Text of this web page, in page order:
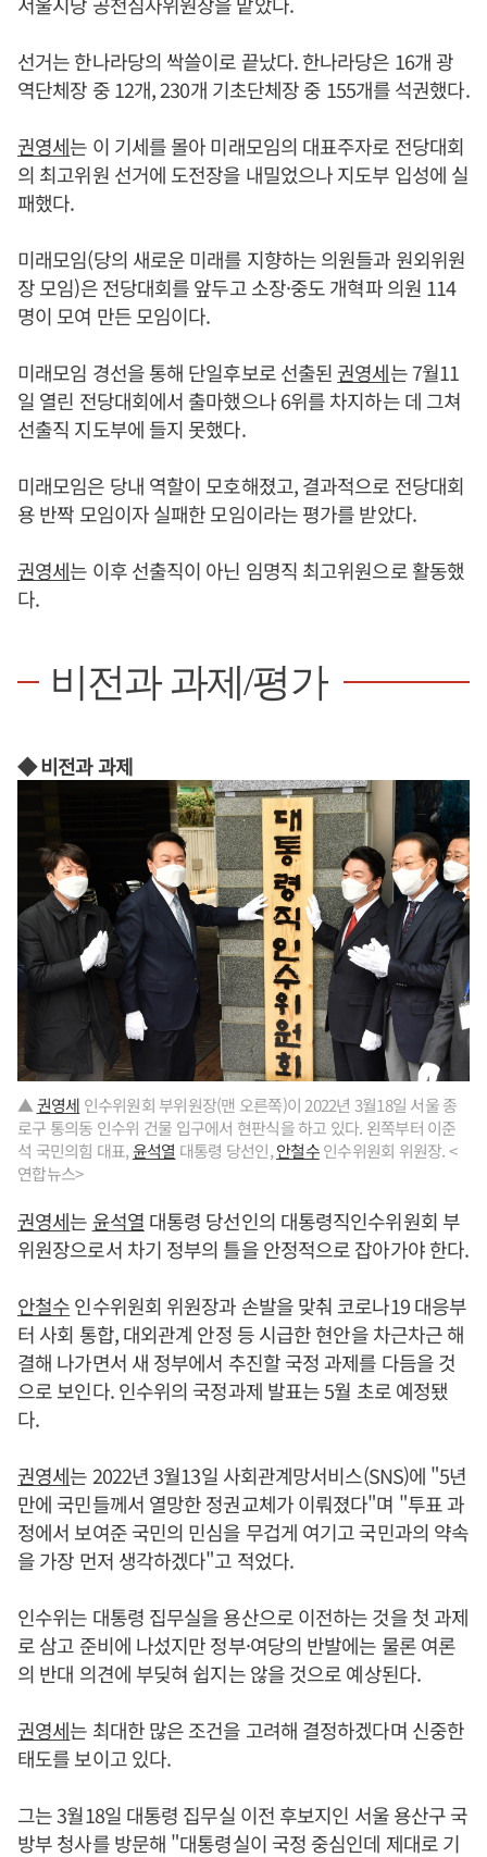
선거는 한나라당의 싹쓸이로 끝났다. 한나라당은 16개 광
역단체장 중 12개, 230개 기초단체장 중 155개를 석권했다.
권영세는 이 기세를 몰아 미래모임의 대표주자로 전당대회
의 최고위원 선거에 도전장을 내밀었으나 지도부 입성에 실
패했다.
미래모임(당의 새로운 미래를 지향하는 의원들과 원외위원
장 모임)은 전당대회를 앞두고 소장·중도 개혁파 의원 114
명이 모여 만든 모임이다.
미래모임 경선을 통해 단일후보로 선출된 권영세는 7월11
일 열린 전당대회에서 출마했으나 6위를 차지하는 데 그쳐
선출직 지도부에 들지 못했다.
미래모임은 당내 역할이 모호해졌고, 결과적으로 전당대회
용 반짝 모임이자 실패한 모임이라는 평가를 받았다.
권영세는 이후 선출직이 아닌 임명직 최고위원으로 활동했
다.
비전과 과제/평가
◆ 비전과 과제
▲권영세 인수위원회 부위원장(맨 오른쪽)이 2022년 3월18일 서울 종
로구 통의동 인수위 건물 입구에서 현판식을 하고 있다. 왼쪽부터 이준
석 국민의힘 대표,윤석열 대통령 당선인,안철수인수위원회 위원장. <
연합뉴스>
권영세는 윤석열 대통령 당선인의 대통령직인수위원회 부
위원장으로서 차기 정부의 틀을 안정적으로 잡아가야 한다.
안철수인수위원회 위원장과 손발을 맞춰 코로나19 대응부
터 사회 통합, 대외관계 안정 등 시급한 현안을 차근차근 해
결해 나가면서 새 정부에서 추진할 국정 과제를 다듬을 것
으로 보인다. 인수위의 국정과제 발표는 5월 초로 예정됐
다.
권영세는 2022년 3월13일 사회관계망서비스(SNS)에 "5년
만에 국민들께서 열망한 정권교체가 이뤄졌다"며 "투표 과
정에서 보여준 국민의 민심을 무겁게 여기고 국민과의 약속
을 가장 먼저 생각하겠다"고 적었다.
인수위는 대통령 집무실을 용산으로 이전하는 것을 첫 과제
로 삼고 준비에 나섰지만 정부·여당의 반발에는 물론 여론
의 반대 의견에 부딪혀 쉽지는 않을 것으로 예상된다.
권영세는 최대한 많은 조건을 고려해 결정하겠다며 신중한
태도를 보이고 있다.
그는 3월18일 대통령 집무실 이전 후보지인 서울 용산구 국
방부 청사를 방문해 "대통령실이 국정 중심인데 제대로 기